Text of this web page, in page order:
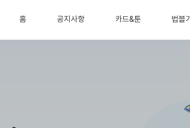
홈 공지사항 카드&툰 법블기